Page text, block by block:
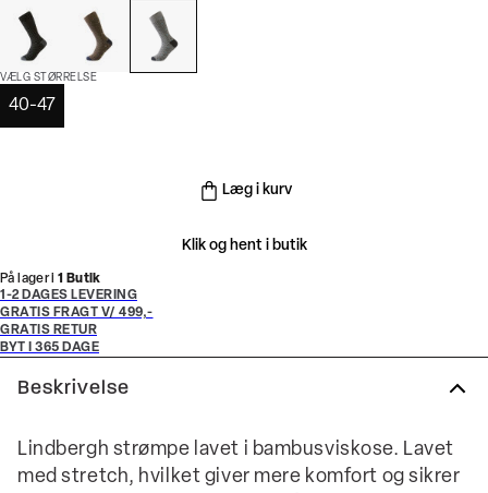
VÆLG STØRRELSE
40-47
Læg i kurv
Klik og hent i butik
På lager i 1 Butik
1-2 DAGES LEVERING
GRATIS FRAGT V/ 499,-
GRATIS RETUR
BYT I 365 DAGE
Beskrivelse
Lindbergh strømpe lavet i bambusviskose. Lavet
med stretch, hvilket giver mere komfort og sikrer